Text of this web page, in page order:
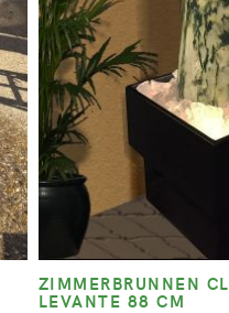
ZIMMERBRUNNEN
LEVANTE 88 CM